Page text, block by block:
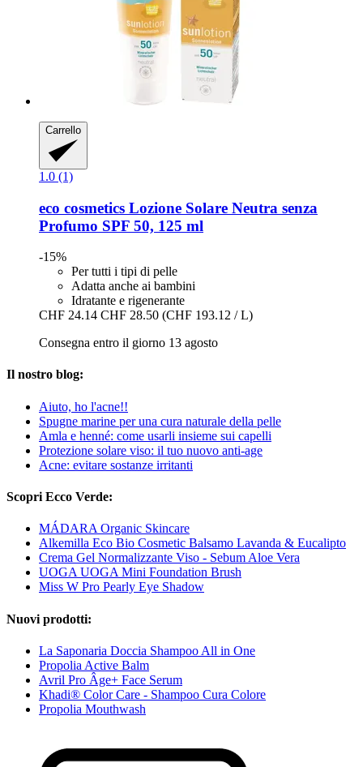
Carrello
1.0 (1)
eco cosmetics Lozione Solare Neutra senza
Profumo SPF 50, 125 ml
-15%
Per tutti i tipi di pelle
Adatta anche ai bambini
Idratante e rigenerante
CHF 24.14 CHF 28.50 (CHF 193.12 / L)
Consegna entro il giorno 13 agosto
Il nostro blog:
Aiuto, ho l'acne!!
Spugne marine per una cura naturale della pelle
Amla e henné: come usarli insieme sui capelli
Protezione solare viso: il tuo nuovo anti-age
Acne: evitare sostanze irritanti
Scopri Ecco Verde:
MÁDARA Organic Skincare
Alkemilla Eco Bio Cosmetic Balsamo Lavanda & Eucalipto
Crema Gel Normalizzante Viso - Sebum Aloe Vera
UOGA UOGA Mini Foundation Brush
Miss W Pro Pearly Eye Shadow
Nuovi prodotti:
La Saponaria Doccia Shampoo All in One
Propolia Active Balm
Avril Pro Âge+ Face Serum
Khadi® Color Care - Shampoo Cura Colore
Propolia Mouthwash